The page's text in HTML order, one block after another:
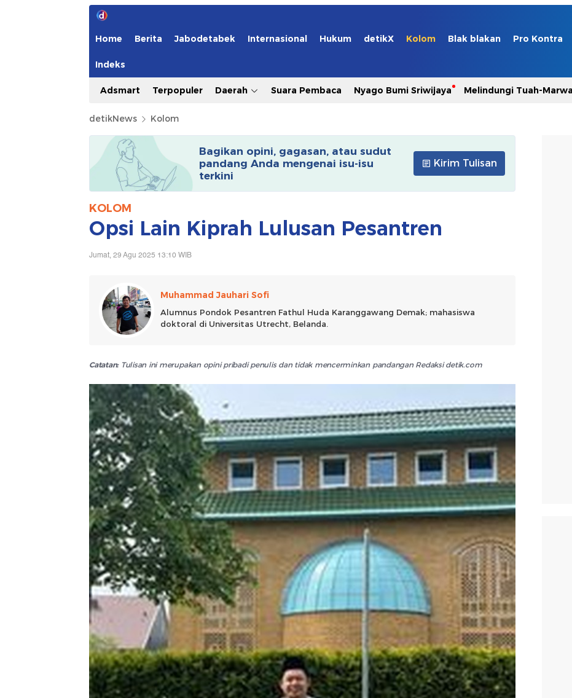
Home Berita Jabodetabek Internasional Hukum detikX Kolom Blak blakan Pro Kontra
Indeks
Adsmart Terpopuler Daerah Suara Pembaca Nyago Bumi Sriwijaya Melindungi Tuah-
detikNews Kolom
Bagikan opini, gagasan, atau sudut
pandang Anda mengenai isu-isu
terkini
Kirim Tulisan
KOLOM
Opsi Lain Kiprah Lulusan Pesantren
Jumat, 29 Agu 2025 13:10 WIB
Muhammad Jauhari Sofi
Alumnus Pondok Pesantren Fathul Huda Karanggawang Demak; mahasiswa
doktoral di Universitas Utrecht, Belanda.
Catatan:Tulisan ini merupakan opini pribadi penulis dan tidak mencerminkan pandangan Redaksi detik.com